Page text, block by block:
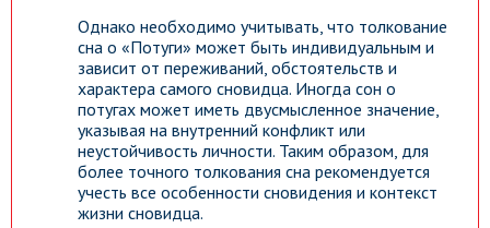
Однако необходимо учитывать, что толкование
сна о «Потуги» может быть индивидуальным и
зависит от переживаний, обстоятельств и
характера самого сновидца. Иногда сон о
потугах может иметь двусмысленное значение,
указывая на внутренний конфликт или
неустойчивость личности. Таким образом, для
более точного толкования сна рекомендуется
учесть все особенности сновидения и контекст
жизни сновидца.